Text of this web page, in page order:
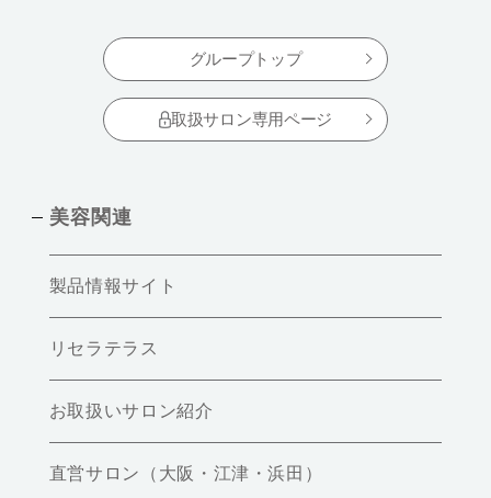
グループトップ
取扱サロン専用ページ
美容関連
製品情報サイト
リセラテラス
お取扱いサロン紹介
直営サロン（大阪・江津・浜田）